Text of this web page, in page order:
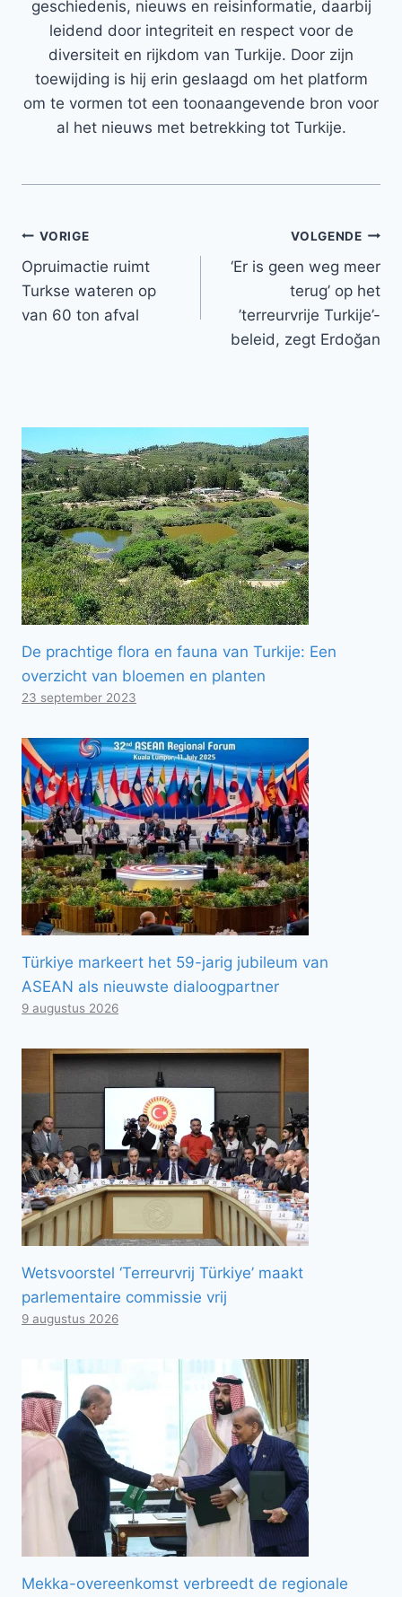
geschiedenis, nieuws en reisinformatie, daarbij
leidend door integriteit en respect voor de
diversiteit en rijkdom van Turkije. Door zijn
toewijding is hij erin geslaagd om het platform
om te vormen tot een toonaangevende bron voor
al het nieuws met betrekking tot Turkije.
Bericht
navigatie
VORIGE
Opruimactie ruimt
Turkse wateren op
van 60 ton afval
VOLGENDE
‘Er is geen weg meer
terug’ op het
’terreurvrije Turkije’-
beleid, zegt Erdoğan
De prachtige flora en fauna van Turkije: Een
overzicht van bloemen en planten
23 september 2023
Türkiye markeert het 59-jarig jubileum van
ASEAN als nieuwste dialoogpartner
9 augustus 2026
Wetsvoorstel ‘Terreurvrij Türkiye’ maakt
parlementaire commissie vrij
9 augustus 2026
Mekka-overeenkomst verbreedt de regionale